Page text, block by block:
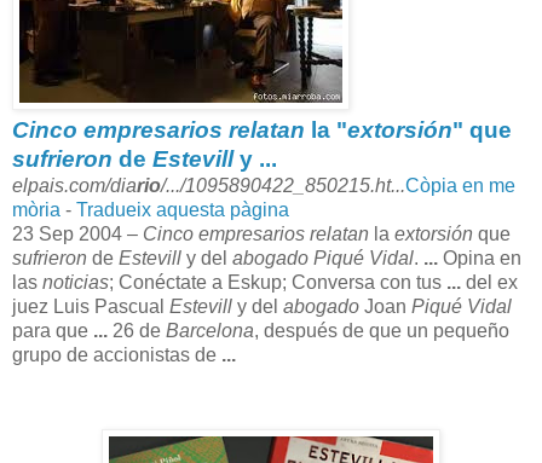
Cinco empresarios relatan la "extorsión" que
sufrieron de Estevilly ...
elpais.com/diario/.../1095890422_850215.ht...Còpia en me
mòria - Tradueix aquesta pàgina
23 Sep 2004 – Cinco empresarios relatan la extorsión que
sufrieron de Estevill y del abogado Piqué Vidal. ... Opina en
las noticias; Conéctate a Eskup; Conversa con tus ... del ex
juez Luis Pascual Estevill y del abogado Joan Piqué Vidal
para que ... 26 de Barcelona, después de que un pequeño
grupo de accionistas de ...